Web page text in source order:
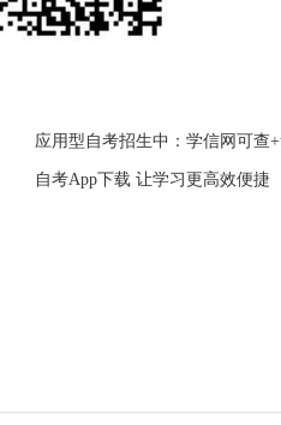
应用型自考招生中：学信网可查
自考App下载 让学习更高效便捷